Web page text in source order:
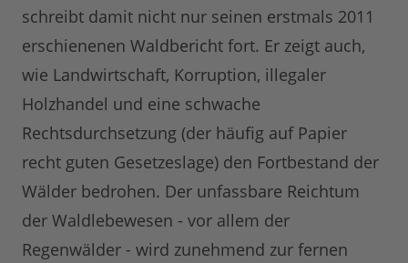
schreibt damit nicht nur seinen erstmals 2011
erschienenen Waldbericht fort. Er zeigt auch,
wie Landwirtschaft, Korruption, illegaler
Holzhandel und eine schwache
Rechtsdurchsetzung (der häufig auf Papier
recht guten Gesetzeslage) den Fortbestand der
Wälder bedrohen. Der unfassbare Reichtum
der Waldlebewesen - vor allem der
Regenwälder - wird zunehmend zur fernen